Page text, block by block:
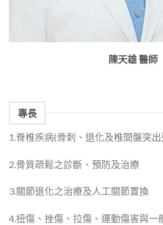
陳天雄 醫師
專長
1.脊椎疾病(骨刺、退化及椎間盤突
2.骨質疏鬆之診斷、預防及治療
3.關節退化之治療及人工關節置換
4.扭傷、挫傷、拉傷、運動傷害與一